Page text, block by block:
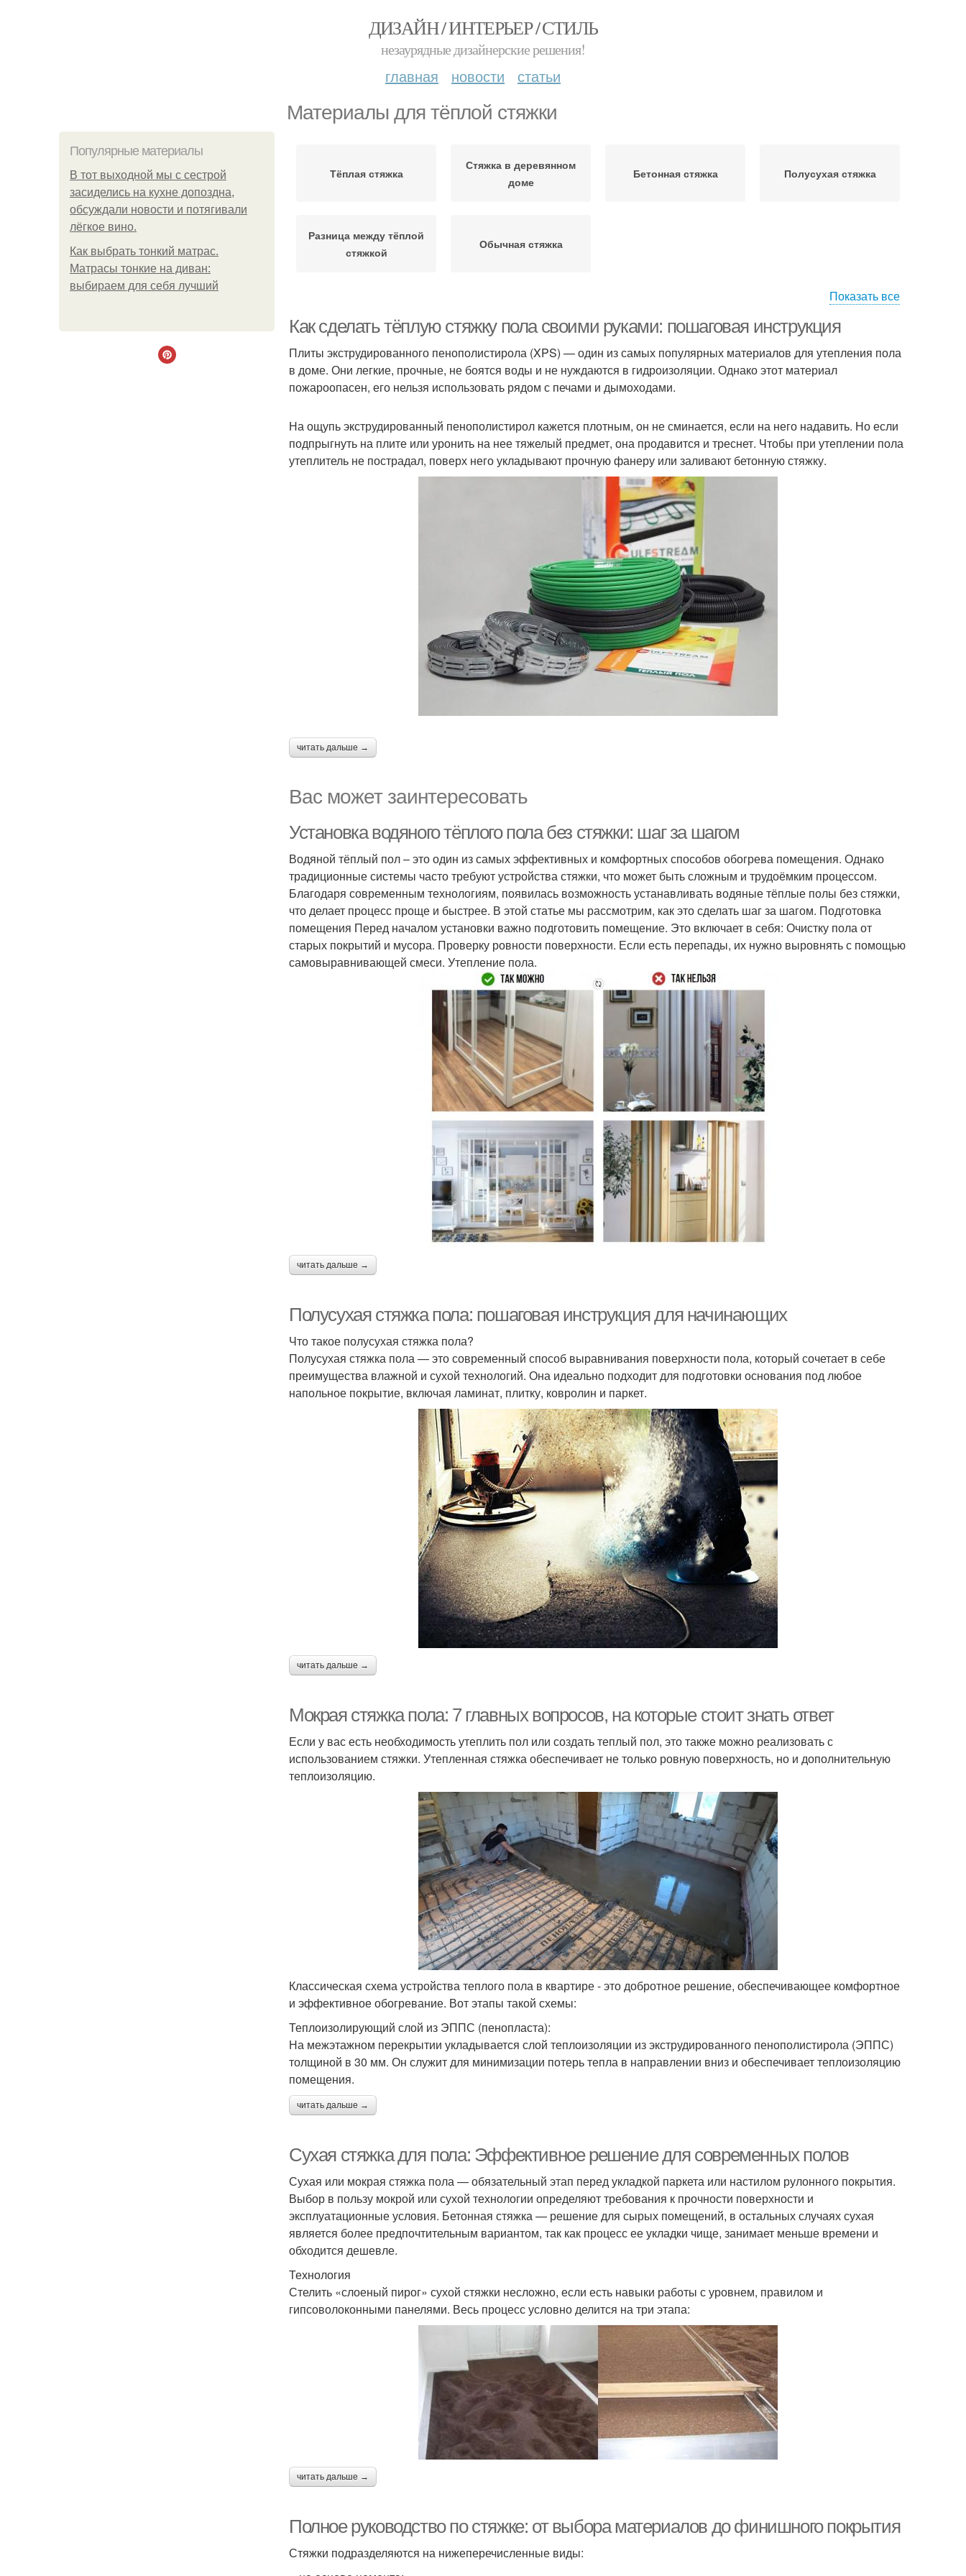
ДИЗАЙН / ИНТЕРЬЕР / СТИЛЬ
незаурядные дизайнерские решения!
главная новости статьи
Материалы для тёплой стяжки
Популярные материалы
В тот выходной мы с сестрой
засиделись на кухне допоздна,
обсуждали новости и потягивали
лёгкое вино.
Как выбрать тонкий матрас.
Матрасы тонкие на диван:
выбираем для себя лучший
Тёплая стяжка
Стяжка в деревянном
доме
Бетонная стяжка Полусухая стяжка
Разница между тёплой
стяжкой
Обычная стяжка
Показать все
Как сделать тёплую стяжку пола своими руками: пошаговая инструкция
Плиты экструдированного пенополистирола (XPS) — один из самых популярных материалов для утепления пола
в доме. Они легкие, прочные, не боятся воды и не нуждаются в гидроизоляции. Однако этот материал
пожароопасен, его нельзя использовать рядом с печами и дымоходами.
На ощупь экструдированный пенополистирол кажется плотным, он не сминается, если на него надавить. Но если
подпрыгнуть на плите или уронить на нее тяжелый предмет, она продавится и треснет. Чтобы при утеплении пола
утеплитель не пострадал, поверх него укладывают прочную фанеру или заливают бетонную стяжку.
читать дальше →
Вас может заинтересовать
Установка водяного тёплого пола без стяжки: шаг за шагом
Водяной тёплый пол – это один из самых эффективных и комфортных способов обогрева помещения. Однако
традиционные системы часто требуют устройства стяжки, что может быть сложным и трудоёмким процессом.
Благодаря современным технологиям, появилась возможность устанавливать водяные тёплые полы без стяжки,
что делает процесс проще и быстрее. В этой статье мы рассмотрим, как это сделать шаг за шагом. Подготовка
помещения Перед началом установки важно подготовить помещение. Это включает в себя: Очистку пола от
старых покрытий и мусора. Проверку ровности поверхности. Если есть перепады, их нужно выровнять с помощью
самовыравнивающей смеси. Утепление пола.
читать дальше →
Полусухая стяжка пола: пошаговая инструкция для начинающих
Что такое полусухая стяжка пола?
Полусухая стяжка пола — это современный способ выравнивания поверхности пола, который сочетает в себе
преимущества влажной и сухой технологий. Она идеально подходит для подготовки основания под любое
напольное покрытие, включая ламинат, плитку, ковролин и паркет.
читать дальше →
Мокрая стяжка пола: 7 главных вопросов, на которые стоит знать ответ
Если у вас есть необходимость утеплить пол или создать теплый пол, это также можно реализовать с
использованием стяжки. Утепленная стяжка обеспечивает не только ровную поверхность, но и дополнительную
теплоизоляцию.
Классическая схема устройства теплого пола в квартире - это добротное решение, обеспечивающее комфортное
и эффективное обогревание. Вот этапы такой схемы:
Теплоизолирующий слой из ЭППС (пенопласта):
На межэтажном перекрытии укладывается слой теплоизоляции из экструдированного пенополистирола (ЭППС)
толщиной в 30 мм. Он служит для минимизации потерь тепла в направлении вниз и обеспечивает теплоизоляцию
помещения.
читать дальше →
Сухая стяжка для пола: Эффективное решение для современных полов
Сухая или мокрая стяжка пола — обязательный этап перед укладкой паркета или настилом рулонного покрытия.
Выбор в пользу мокрой или сухой технологии определяют требования к прочности поверхности и
эксплуатационные условия. Бетонная стяжка — решение для сырых помещений, в остальных случаях сухая
является более предпочтительным вариантом, так как процесс ее укладки чище, занимает меньше времени и
обходится дешевле.
Технология
Стелить «слоеный пирог» сухой стяжки несложно, если есть навыки работы с уровнем, правилом и
гипсоволоконными панелями. Весь процесс условно делится на три этапа:
читать дальше →
Полное руководство по стяжке: от выбора материалов до финишного покрытия
Стяжки подразделяются на нижеперечисленные виды: